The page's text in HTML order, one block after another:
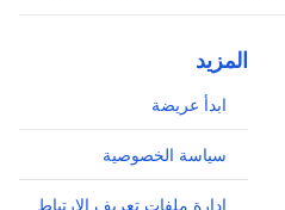
المزيد
ابدأ عريضة
سياسة الخصوصية
إدارة ملفات تعريف الارتباط